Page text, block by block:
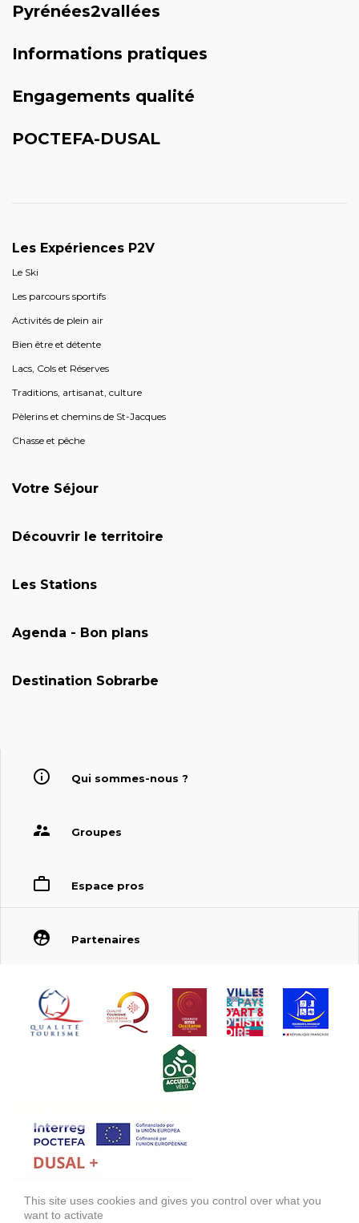
Pyrénées2vallées
Informations pratiques
Engagements qualité
POCTEFA-DUSAL
Les Expériences P2V
Le Ski
Les parcours sportifs
Activités de plein air
Bien être et détente
Lacs, Cols et Réserves
Traditions, artisanat, culture
Pèlerins et chemins de St-Jacques
Chasse et pêche
Votre Séjour
Découvrir le territoire
Les Stations
Agenda - Bon plans
Destination Sobrarbe
Qui sommes-nous ?
Groupes
Espace pros
Partenaires
FONDS EUROPÉEN DE DÉVELOPPEMENT RÉGIONAL (FEDER)
This site uses cookies and gives you control over what you
want to activate